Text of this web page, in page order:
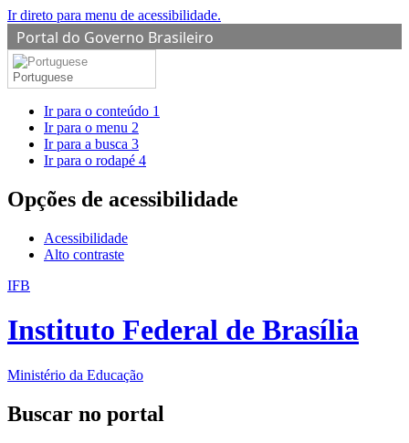
Ir direto para menu de acessibilidade.
Portal do Governo Brasileiro
Portuguese
Ir para o conteúdo 1
Ir para o menu 2
Ir para a busca 3
Ir para o rodapé 4
Opções de acessibilidade
Acessibilidade
Alto contraste
IFB
Instituto Federal de Brasília
Ministério da Educação
Buscar no portal